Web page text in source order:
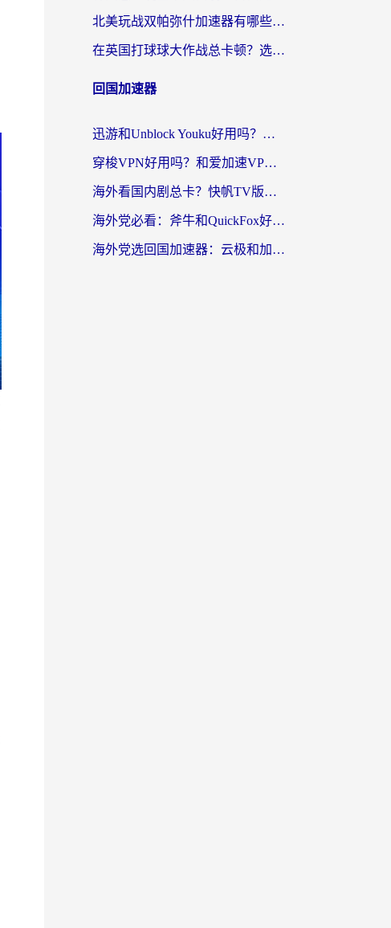
北美玩战双帕弥什加速器有哪些？海外党亲测好用的国服加速指南
在英国打球球大作战总卡顿？选对加速器让你告别延迟（附实测攻略）
回国加速器
迅游和Unblock Youku好用吗？海外党亲测：3个维度教你选对回国加速器
穿梭VPN好用吗？和爱加速VPN对比哪个回国效果更好？海外党必看的实用指南
海外看国内剧总卡？快帆TV版VPN好用吗？和海牛VPN对比哪个回国效果更好？
海外党必看：斧牛和QuickFox好用吗？3步选对回国加速器，无缝刷国内剧玩游戏
海外党选回国加速器：云极和加速喵哪个好？附3款热门工具实测对比